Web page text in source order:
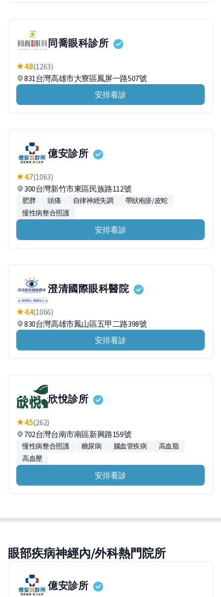
同喬眼科診所
4.8(1263)
831台灣高雄市大寮區鳳屏一路507號
安排看診
億安診所
4.7(1063)
300台灣新竹市東區民族路112號
肥胖 頭痛 自律神經失調
帶狀疱疹/皮蛇
慢性病整合照護
安排看診
澄清國際眼科醫院
4.4(1066)
830台灣高雄市鳳山區五甲二路398號
安排看診
欣悅診所
4.5(262)
702台灣台南市南區新興路159號
慢性病整合照護 糖尿病 腦血管疾病
高血脂
高血壓
安排看診
眼部疾病神經內/外科熱門院所
億安診所